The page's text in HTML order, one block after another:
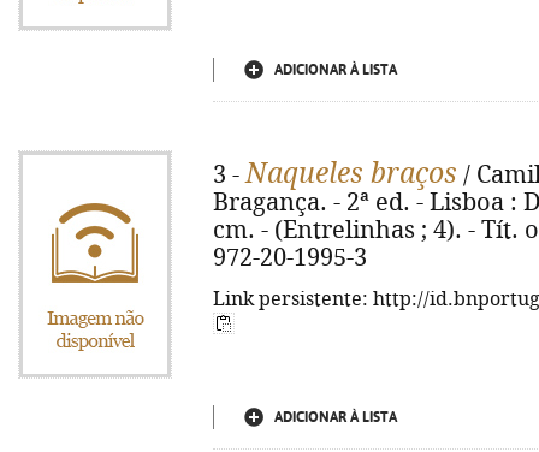
ADICIONAR À LISTA
3 -Naqueles braços /
Bragança. - 2ª ed. - Lisboa :
cm. - (Entrelinhas ; 4). - Tít.
972-20-1995-3
Link persistente: http://
ADICIONAR À LISTA